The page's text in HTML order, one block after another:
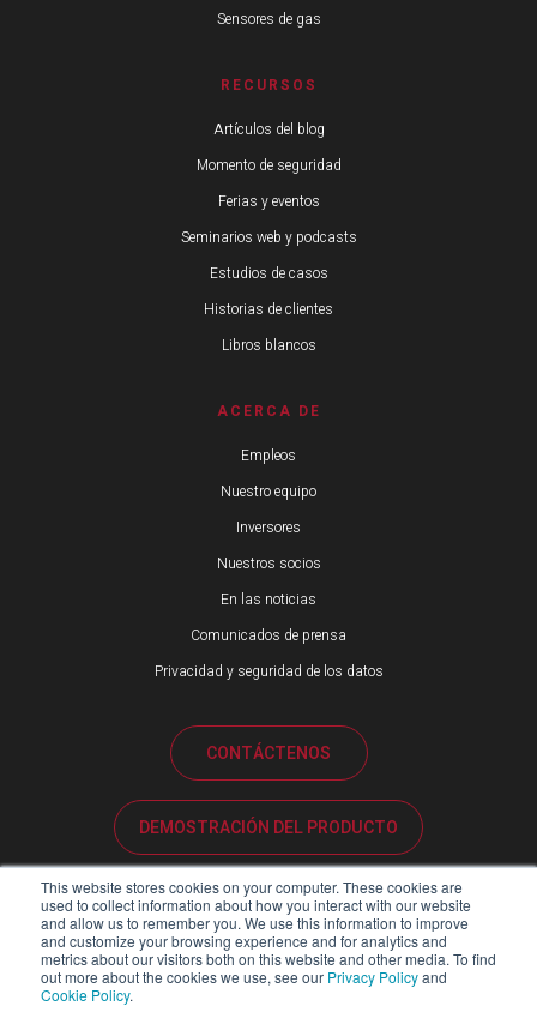
This website stores cookies on your computer. These cookies are
used to collect information about how you interact with our website
and allow us to remember you. We use this information to improve
and customize your browsing experience and for analytics and
metrics about our visitors both on this website and other media. To find
out more about the cookies we use, see our Privacy Policyand
Cookie Policy.
Sensores de gas
RECURSOS
Artículos del blog
Momento de seguridad
Ferias y eventos
Seminarios web y podcasts
Estudios de casos
Historias de clientes
Libros blancos
ACERCA DE
Empleos
Nuestro equipo
Inversores
Nuestros socios
En las noticias
Comunicados de prensa
Privacidad y seguridad de los datos
CONTÁCTENOS
DEMOSTRACIÓN DEL PRODUCTO
ATENCIÓN AL CLIENTE
PORTAL DE SOCIOS